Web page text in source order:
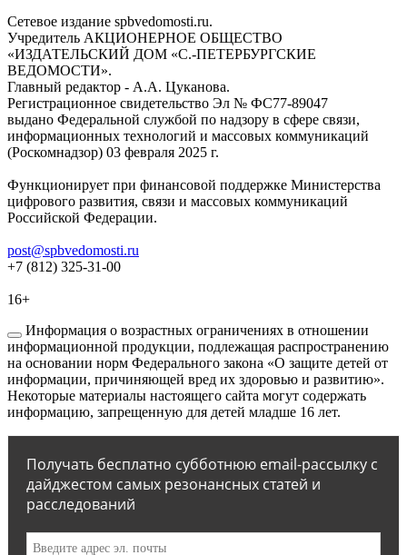
Сетевое издание spbvedomosti.ru.
Учредитель АКЦИОНЕРНОЕ ОБЩЕСТВО
«ИЗДАТЕЛЬСКИЙ ДОМ «С.-ПЕТЕРБУРГСКИЕ
ВЕДОМОСТИ».
Главный редактор - А.А. Цуканова.
Регистрационное свидетельство Эл № ФС77-89047
выдано Федеральной службой по надзору в сфере связи,
информационных технологий и массовых коммуникаций
(Роскомнадзор) 03 февраля 2025 г.
Функционирует при финансовой поддержке Министерства
цифрового развития, связи и массовых коммуникаций
Российской Федерации.
post@spbvedomosti.ru
+7 (812) 325-31-00
16+
Информация о возрастных ограничениях в отношении
информационной продукции, подлежащая распространению
на основании норм Федерального закона «О защите детей от
информации, причиняющей вред их здоровью и развитию».
Некоторые материалы настоящего сайта могут содержать
информацию, запрещенную для детей младше 16 лет.
Получать бесплатно субботнюю email-рассылку с
дайджестом самых резонансных статей и
расследований